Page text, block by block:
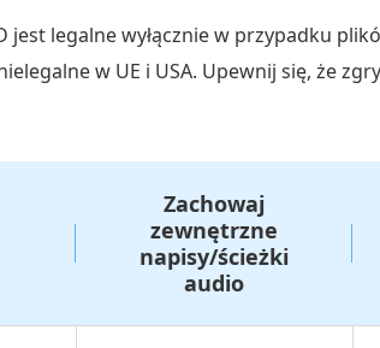
jest legalne wyłącznie w przypadku
w UE i USA. Upewnij się, że
Zachowaj
zewnętrzne
napisy/ścieżki
audio